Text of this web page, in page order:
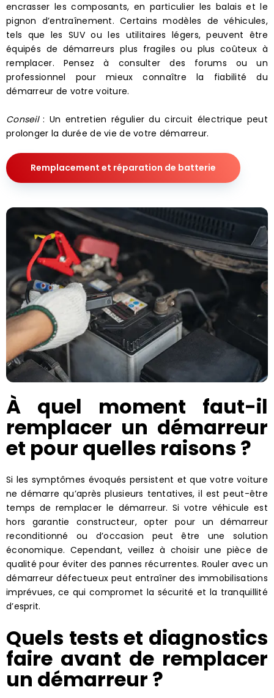
encrasser les composants, en particulier les balais et le
pignon d’entraînement. Certains modèles de véhicules,
tels que les SUV ou les utilitaires légers, peuvent être
équipés de démarreurs plus fragiles ou plus coûteux à
remplacer. Pensez à consulter des forums ou un
professionnel pour mieux connaître la fiabilité du
démarreur de votre voiture.
Conseil: Un entretien régulier du circuit électrique peut
prolonger la durée de vie de votre démarreur.
Remplacement et réparation de batterie
À quel moment faut-il
remplacer un démarreur
et pour quelles raisons ?
Si les symptômes évoqués persistent et que votre voiture
ne démarre qu’après plusieurs tentatives, il est peut-être
temps de remplacer le démarreur. Si votre véhicule est
hors garantie constructeur, opter pour un démarreur
reconditionné ou d’occasion peut être une solution
économique. Cependant, veillez à choisir une pièce de
qualité pour éviter des pannes récurrentes. Rouler avec un
démarreur défectueux peut entraîner des immobilisations
imprévues, ce qui compromet la sécurité et la tranquillité
d’esprit.
Quels tests et diagnostics
faire avant de remplacer
un démarreur ?